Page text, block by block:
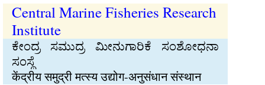
Central Marine Fisheries Research
Institute
ಕೇಂದ್ರ ಸಮುದ್ರ ಮೀನುಗಾರಿಕೆ ಸಂಶೋಧನಾ
ಸಂಸ್ಥೆ
केंद्रीय समुद्री मत्स्य उद्योग-अनुसंधान संस्थान